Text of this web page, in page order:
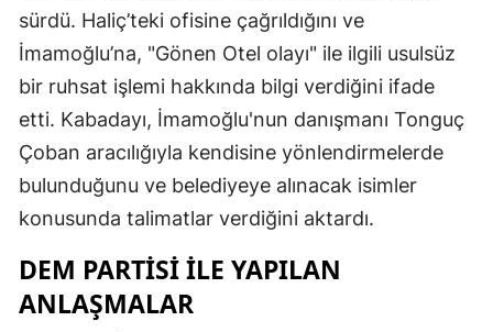
sürdü. Haliç’teki ofisine çağrıldığını ve
İmamoğlu’na, "Gönen Otel olayı" ile ilgili usulsüz
bir ruhsat işlemi hakkında bilgi verdiğini ifade
etti. Kabadayı, İmamoğlu'nun danışmanı Tonguç
Çoban aracılığıyla kendisine yönlendirmelerde
bulunduğunu ve belediyeye alınacak isimler
konusunda talimatlar verdiğini aktardı.
DEM PARTISI ILE YAPILAN
ANLAŞMALAR